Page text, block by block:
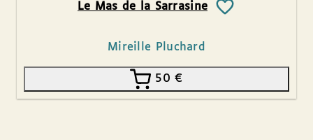
Le Mas de la Sarrasine
Mireille Pluchard
50€